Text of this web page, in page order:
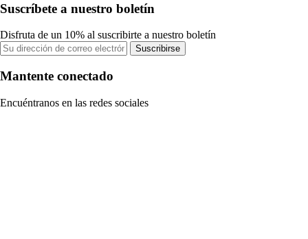
Suscríbete a nuestro boletín
Disfruta de un 10% al suscribirte a nuestro boletín
Suscribirse
Mantente conectado
Encuéntranos en las redes sociales